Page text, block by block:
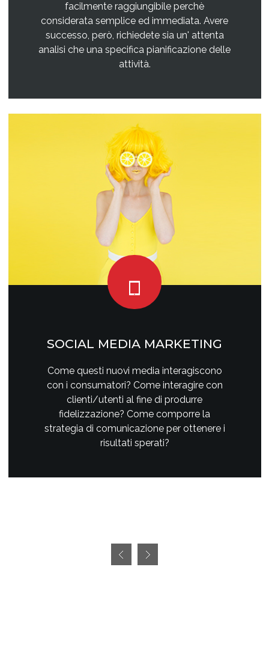
facilmente raggiungibile perchè
considerata semplice ed immediata. Avere
successo, però, richiedete sia un' attenta
analisi che una specifica pianificazione delle
attività.
SOCIAL MEDIA MARKETING
Come questi nuovi media interagiscono
con i consumatori? Come interagire con
clienti/utenti al fine di produrre
fidelizzazione? Come comporre la
strategia di comunicazione per ottenere i
risultati sperati?